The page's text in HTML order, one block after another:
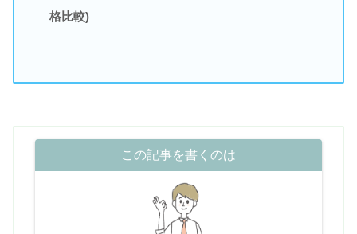
格比較)
この記事を書くのは